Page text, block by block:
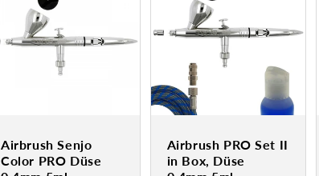
Airbrush Senjo
Color PRO Düse
Airbrush PRO Set II
in Box, Düse